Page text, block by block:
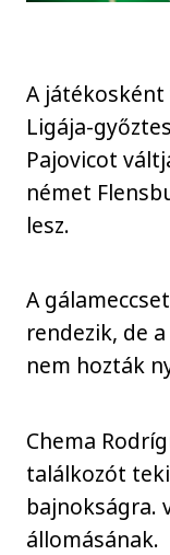
A
Ligája-
Pajovicot
német
lesz.
A
rendezik, de
nem hozták
Chema
találkozót
bajnokságra.
állomásának.